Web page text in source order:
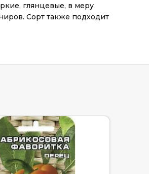
глянцевые, в меру
Сорт также подходит